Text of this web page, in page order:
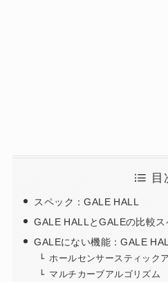
目
スペック：GALE HALL
GALE HALLとGALEの比較ス
GALEにない機能：GALE
ホールセンサースティック
マルチカーブアルゴリズム